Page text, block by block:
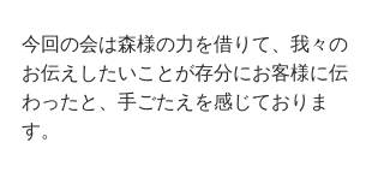
今回の会は森様の力を借りて、我々の
お伝えしたいことが存分にお客様に伝
わったと、手ごたえを感じておりま
す。